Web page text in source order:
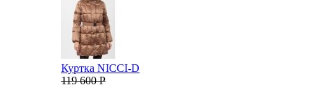
Куртка NICCI-D
119 600 Р